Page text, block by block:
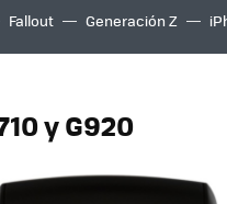
Fallout Generación Z
y G920